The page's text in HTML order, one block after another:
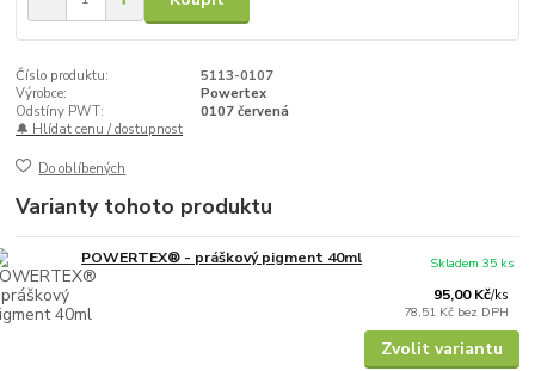
Číslo produktu:
5113-0107
Výrobce:
Powertex
Odstíny PWT:
0107 červená
🔔 Hlídat cenu / dostupnost
Do oblíbených
Varianty tohoto produktu
POWERTEX® - práškový pigment 40ml
95,00 Kč/ks
78,51 Kč bez DPH
Skladem 35 ks
Zvolit variantu